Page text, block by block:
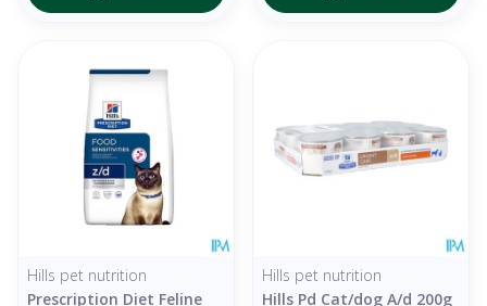
Hills pet nutrition
Prescription Diet Feline
Hills pet nutrition
Hills Pd Cat/dog A/d 200g